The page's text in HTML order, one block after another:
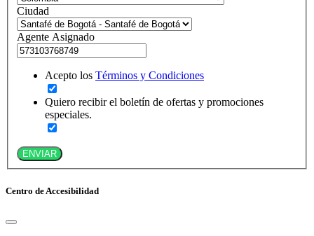
Ciudad
Agente Asignado
Acepto los Términos y Condiciones
Quiero recibir el boletín de ofertas y promociones
especiales.
ENVIAR
Centro de Accesibilidad